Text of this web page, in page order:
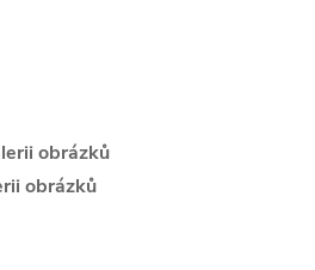
obrázků
obrázků